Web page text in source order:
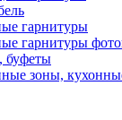
гарнитуры
гарнитуры
буфеты
зоны,